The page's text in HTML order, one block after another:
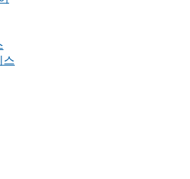
스